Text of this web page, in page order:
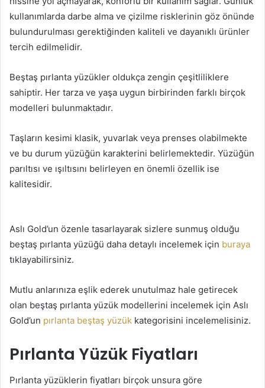
kullanımlarda darbe alma ve çizilme risklerinin göz önünde
bulundurulması gerektiğinden kaliteli ve dayanıklı ürünler
tercih edilmelidir.
Beştaş pırlanta yüzükler oldukça zengin çeşitliliklere
sahiptir. Her tarza ve yaşa uygun birbirinden farklı birçok
modelleri bulunmaktadır.
Taşların kesimi klasik, yuvarlak veya prenses olabilmekte
ve bu durum yüzüğün karakterini belirlemektedir. Yüzüğün
parıltısı ve ışıltısını belirleyen en önemli özellik ise
kalitesidir.
Aslı Gold’un özenle tasarlayarak sizlere sunmuş olduğu
beştaş pırlanta yüzüğü daha detaylı incelemek için buraya
tıklayabilirsiniz.
Mutlu anlarınıza eşlik ederek unutulmaz hale getirecek
olan beştaş pırlanta yüzük modellerini incelemek için Aslı
Gold’un pırlanta beştaş yüzük kategorisini incelemelisiniz.
Pırlanta Yüzük Fiyatları
Pırlanta yüzüklerin fiyatları birçok unsura göre